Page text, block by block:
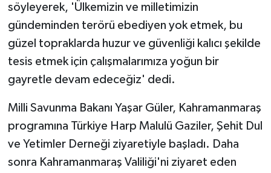
söyleyerek, 'Ülkemizin ve milletimizin
gündeminden terörü ebediyen yok etmek, bu
güzel topraklarda huzur ve güvenliği kalıcı şekilde
tesis etmek için çalışmalarımıza yoğun bir
gayretle devam edeceğiz' dedi.
Milli Savunma Bakanı Yaşar Güler, Kahramanmaraş
programına Türkiye Harp Malulü Gaziler, Şehit Dul
ve Yetimler Derneği ziyaretiyle başladı. Daha
sonra Kahramanmaraş Valiliği'ni ziyaret eden